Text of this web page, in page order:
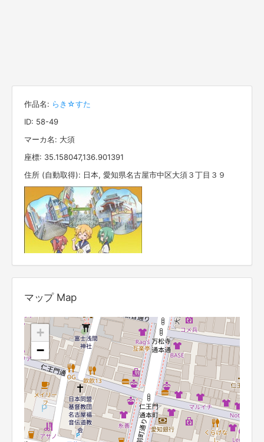
作品名: らき☆すた
ID: 58-49
マーカ名: 大須
座標: 35.158047,136.901391
住所 (自動取得): 日本, 愛知県名古屋市中区大須３丁目３９
マップ Map
+
−